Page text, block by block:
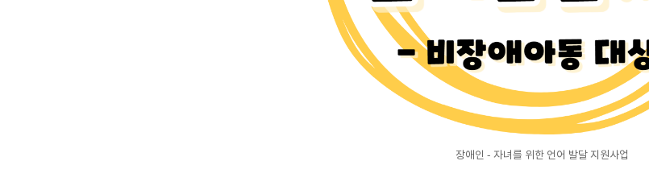
장애인 - 자녀를 위한 언어 발달 지원사업